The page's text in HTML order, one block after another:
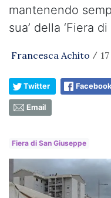
mantenendo
sua’ della ‘Fiera
Francesca Achito /
Twitter Facebook
Email
Fiera di San Giuseppe